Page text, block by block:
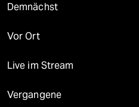
Demnächst
Vor Ort
Live im Stream
Vergangene